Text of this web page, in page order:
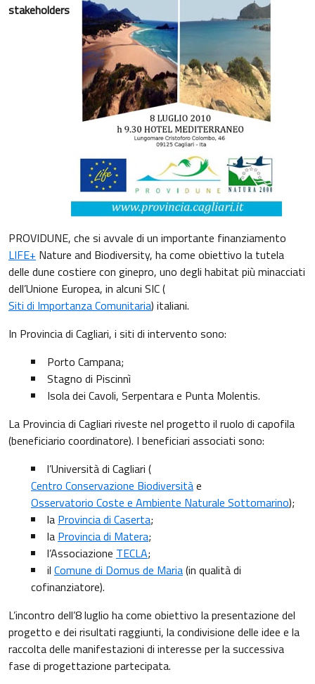
stakeholders
PROVIDUNE, che si avvale di un importante finanziamento
LIFE+ Nature and Biodiversity, ha come obiettivo la tutela
delle dune costiere con ginepro, uno degli habitat più minacciati
dell’Unione Europea, in alcuni SIC (
Siti di Importanza Comunitaria) italiani.
In Provincia di Cagliari, i siti di intervento sono:
Porto Campana;
Stagno di Piscinnì
Isola dei Cavoli, Serpentara e Punta Molentis.
La Provincia di Cagliari riveste nel progetto il ruolo di capofila
(beneficiario coordinatore). I beneficiari associati sono:
l’Università di Cagliari (
Centro Conservazione Biodiversitàe
Osservatorio Coste e Ambiente Naturale Sottomarino);
la Provincia di Caserta;
la Provincia di Matera;
l’Associazione TECLA;
il Comune di Domus de Maria(in qualità di
cofinanziatore).
L’incontro dell’8 luglio ha come obiettivo la presentazione del
progetto e dei risultati raggiunti, la condivisione delle idee e la
raccolta delle manifestazioni di interesse per la successiva
fase di progettazione partecipata.